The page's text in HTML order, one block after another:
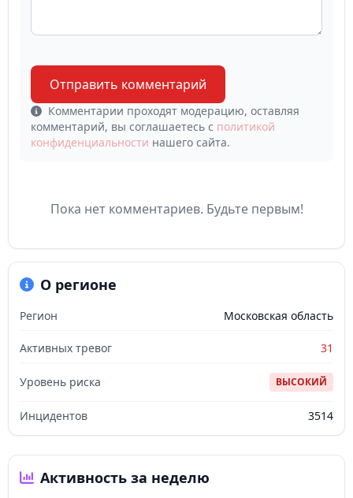
Отправить комментарий
Комментарии проходят модерацию, оставляя
комментарий, вы соглашаетесь с политикой
конфиденциальности нашего сайта.
Пока нет комментариев. Будьте первым!
О регионе
Регион Московская область
Активных тревог 31
Уровень риска ВЫСОКИЙ
Инцидентов 3514
Активность за неделю